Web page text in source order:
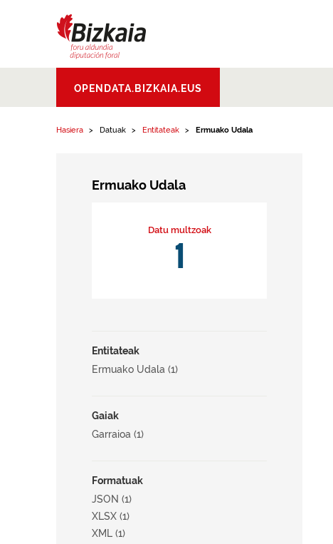
Aldundia.Diputacion
Foral de Bizkaia
OPENDATA.BIZKAIA.EUS
Hasiera Datuak Entitateak Ermuako Udala
Ermuako Udala
Datu multzoak
1
Entitateak
Ermuako Udala (1)
Gaiak
Garraioa (1)
Formatuak
JSON (1)
XLSX (1)
XML (1)